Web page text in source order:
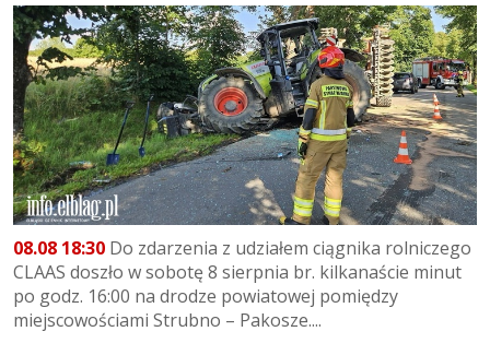
08.08 18:30 Do zdarzenia z udziałem ciągnika rolniczego
CLAAS doszło w sobotę 8 sierpnia br. kilkanaście minut
po godz. 16:00 na drodze powiatowej pomiędzy
miejscowościami Strubno – Pakosze....